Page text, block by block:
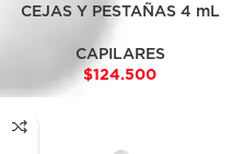
CEJAS Y PESTAÑAS 4 mL
CAPILARES
$124.500